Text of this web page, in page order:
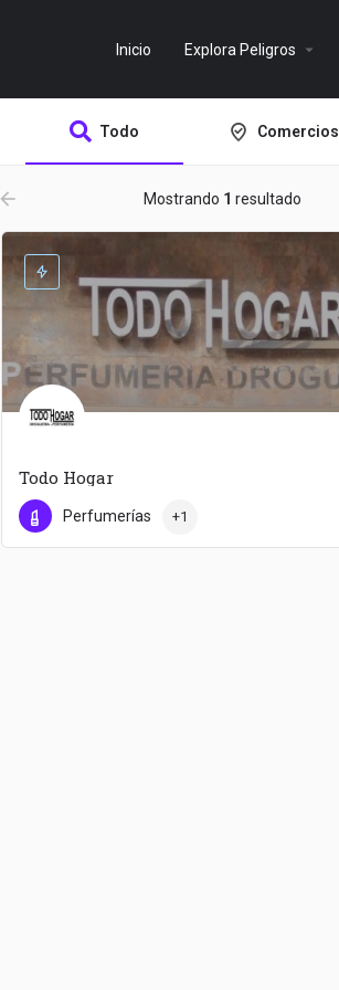
Inicio Explora Peligros arrow_drop_down
Todo Comercios
arrow_backward Mostrando 1 resultado
Todo Hogar
958050723 Calle Pintor Velázquez 1
Perfumerías +1